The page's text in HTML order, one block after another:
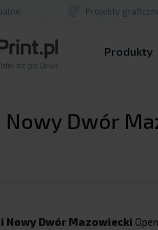
Produkty
Projekty
Nowy Dwór
Nowy Dwór Mazowiecki